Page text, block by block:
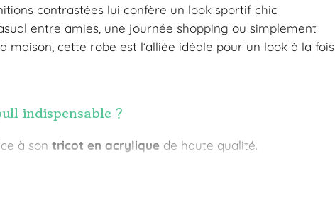
contrastées lui confère un look sportif chic
entre amies, une journée shopping ou simplement
maison, cette robe est l’alliée idéale pour un look à la fois
indispensable ?
à son tricot en acryliquede haute qualité.
subtile.
pour un style casual chic assumé.